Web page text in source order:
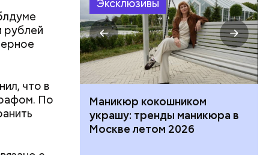
рублей
что в
По
Эксклюзивы
выпады:
Маникюр кокошником
украшу: тренды маникюра в
Москве летом 2026